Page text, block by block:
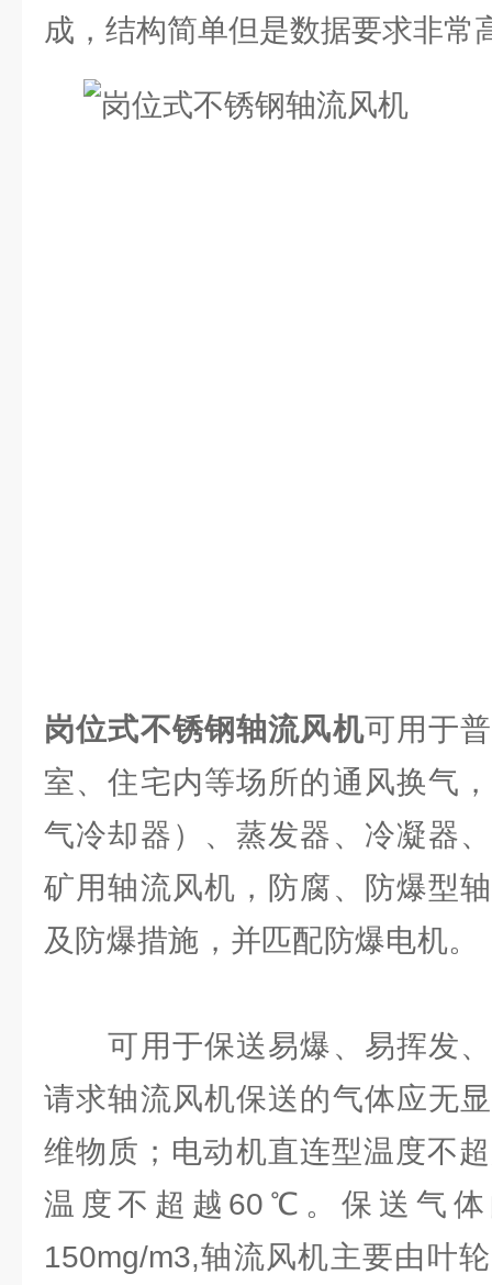
成，结构简单但是数据要求非常
岗位式不锈钢轴流风机可用于
室、住宅内等场所的通风换气
气冷却器）、蒸发器、冷凝器
矿用轴流风机，防腐、防爆型
及防爆措施，并匹
可用于保送易爆、易挥发、
请求轴流风机保送的气体应无
维物质；电动机直连型温度不
温度不超越60℃。保送气
150mg/m3,轴流风机主要由叶